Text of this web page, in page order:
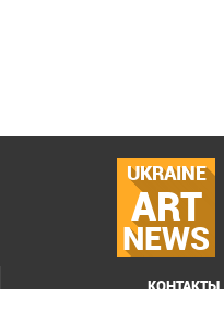
UKRAINE
ART
NEWS
КОНТАКТЫ